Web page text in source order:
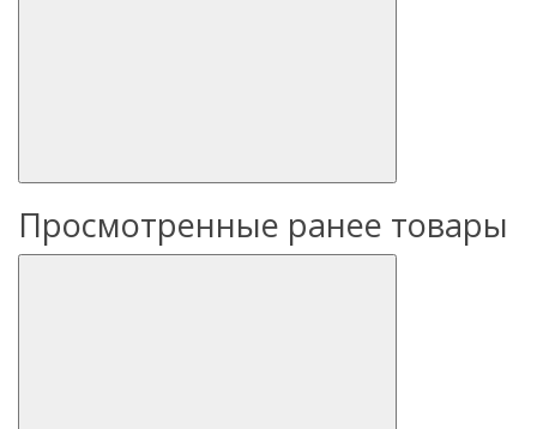
Просмотренные ранее товары